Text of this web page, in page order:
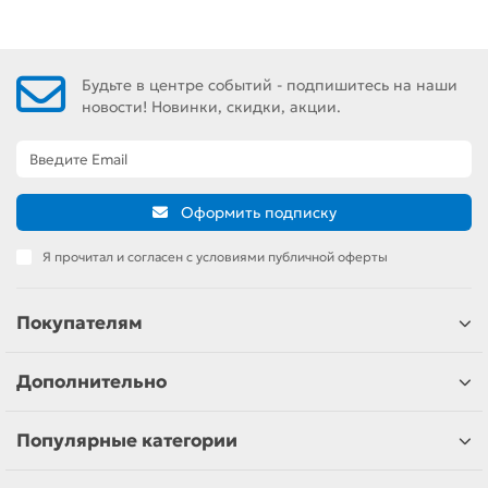
Будьте в центре событий - подпишитесь на наши
новости! Новинки, скидки, акции.
Оформить подписку
Я прочитал и согласен с условиями публичной оферты
Покупателям
Дополнительно
Популярные категории